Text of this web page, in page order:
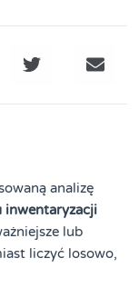
analizę
inwentaryzacji
lub
liczyć losowo,